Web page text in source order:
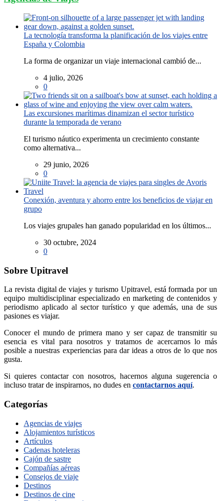
La tecnología transforma la planificación de los viajes entre
España y Colombia
La forma de organizar un viaje internacional cambió de...
4 julio, 2026
0
Las excursiones marítimas dinamizan el sector turístico
durante la temporada de verano
El turismo náutico experimenta un crecimiento constante
como alternativa...
29 junio, 2026
0
Conexión, aventura y ahorro entre los beneficios de viajar en
grupo
Los viajes grupales han ganado popularidad en los últimos...
30 octubre, 2024
0
Sobre Upitravel
La revista digital de viajes y turismo Upitravel, está formada por un
equipo multidisciplinar especializado en marketing de contenidos y
periodismo aplicado al sector turístico y que además, una de sus
pasiones es viajar.
Conocer el mundo de primera mano y ser capaz de transmitir su
esencia es vital para nosotros y tratamos de acercarnos lo más
posible a nuestras experiencias para dar ideas a otros de lo que nos
gusta.
Si quieres contactar con nosotros, hacernos alguna sugerencia o
incluso tratar de inspirarnos, no dudes en contactarnos aquí.
Categorías
Agencias de viajes
Alojamientos turísticos
Artículos
Cadenas hoteleras
Cajón de sastre
Compañías aéreas
Consejos de viaje
Destinos
Destinos de cine